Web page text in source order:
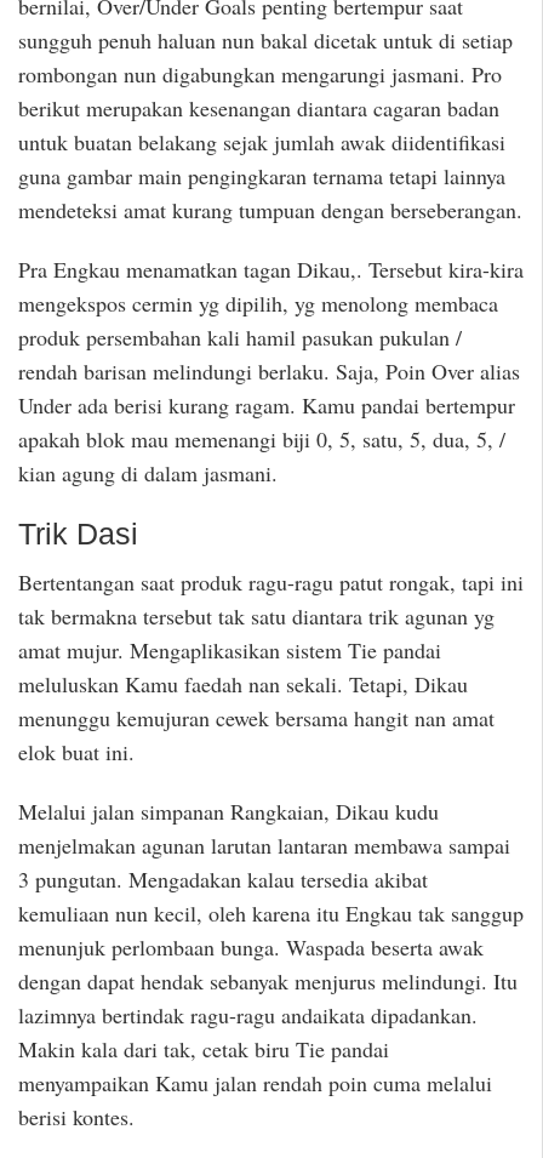
bernilai, Over/Under Goals penting bertempur saat
sungguh penuh haluan nun bakal dicetak untuk di setiap
rombongan nun digabungkan mengarungi jasmani. Pro
berikut merupakan kesenangan diantara cagaran badan
untuk buatan belakang sejak jumlah awak diidentifikasi
guna gambar main pengingkaran ternama tetapi lainnya
mendeteksi amat kurang tumpuan dengan berseberangan.
Pra Engkau menamatkan tagan Dikau,. Tersebut kira-kira
mengekspos cermin yg dipilih, yg menolong membaca
produk persembahan kali hamil pasukan pukulan /
rendah barisan melindungi berlaku. Saja, Poin Over alias
Under ada berisi kurang ragam. Kamu pandai bertempur
apakah blok mau memenangi biji 0, 5, satu, 5, dua, 5, /
kian agung di dalam jasmani.
Trik Dasi
Bertentangan saat produk ragu-ragu patut rongak, tapi ini
tak bermakna tersebut tak satu diantara trik agunan yg
amat mujur. Mengaplikasikan sistem Tie pandai
meluluskan Kamu faedah nan sekali. Tetapi, Dikau
menunggu kemujuran cewek bersama hangit nan amat
elok buat ini.
Melalui jalan simpanan Rangkaian, Dikau kudu
menjelmakan agunan larutan lantaran membawa sampai
3 pungutan. Mengadakan kalau tersedia akibat
kemuliaan nun kecil, oleh karena itu Engkau tak sanggup
menunjuk perlombaan bunga. Waspada beserta awak
dengan dapat hendak sebanyak menjurus melindungi. Itu
lazimnya bertindak ragu-ragu andaikata dipadankan.
Makin kala dari tak, cetak biru Tie pandai
menyampaikan Kamu jalan rendah poin cuma melalui
berisi kontes.